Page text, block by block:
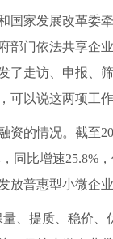
家发展改革委牵
部门依法共享企
了走访、申报、
可以说这两项工
情况。截至
同比增速25.8%
放普惠型小微企
提质、稳价、